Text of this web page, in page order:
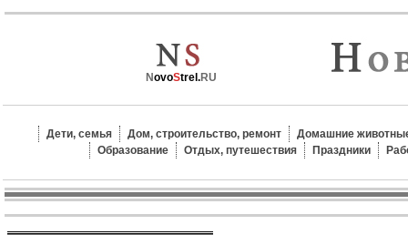
NovoStrel.RU
Дети, семья Дом, строительство, ремонт
Домашние
Образование
Отдых, путешествия Праздники